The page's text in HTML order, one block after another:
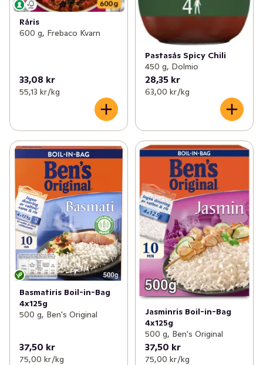
Råris
600 g, Frebaco Kvarn
33,08 kr
55,13 kr /kg
Pastasås Spicy Chili
450 g, Dolmio
28,35 kr
63,00 kr /kg
Basmatiris Boil-in-Bag
4x125g
500 g, Ben's Original
37,50 kr
75,00 kr /kg
Jasminris Boil-in-Bag
4x125g
500 g, Ben's Original
37,50 kr
75,00 kr /kg